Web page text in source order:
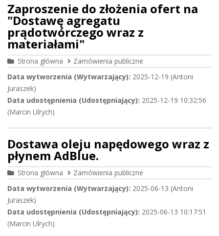
Zaproszenie do złożenia ofert na
"Dostawę agregatu
prądotwórczego wraz z
materiałami"
Strona główna
Zamówienia publiczne
Data wytworzenia (Wytwarzający): 2025-12-19 (Antoni
Juraszek)
Data udostępnienia (Udostępniający): 2025-12-19 10:32:56
(Marcin Ulrych)
Dostawa oleju napędowego wraz z
płynem AdBlue.
Strona główna
Zamówienia publiczne
Data wytworzenia (Wytwarzający): 2025-06-13 (Antoni
Juraszek)
Data udostępnienia (Udostępniający): 2025-06-13 10:17:51
(Marcin Ulrych)